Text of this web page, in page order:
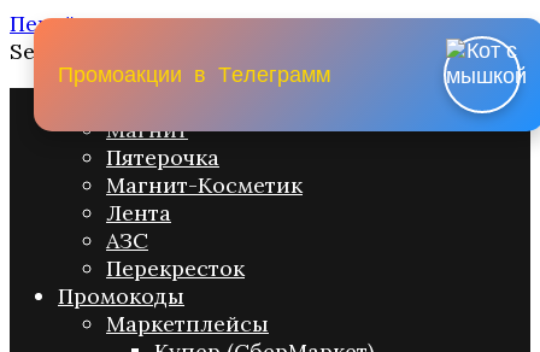
Перейти к содержанию
Search for:
Магнит
Пятерочка
Магнит-Косметик
Лента
АЗС
Перекресток
Промокоды
Маркетплейсы
Промоакции в Телеграмм